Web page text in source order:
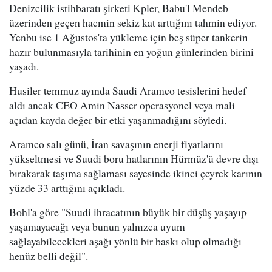
Denizcilik istihbaratı şirketi Kpler, Babu'l Mendeb
üzerinden geçen hacmin sekiz kat arttığını tahmin ediyor.
Yenbu ise 1 Ağustos'ta yükleme için beş süper tankerin
hazır bulunmasıyla tarihinin en yoğun günlerinden birini
yaşadı.
Husiler temmuz ayında Saudi Aramco tesislerini hedef
aldı ancak CEO Amin Nasser operasyonel veya mali
açıdan kayda değer bir etki yaşanmadığını söyledi.
Aramco salı günü, İran savaşının enerji fiyatlarını
yükseltmesi ve Suudi boru hatlarının Hürmüz'ü devre dışı
bırakarak taşıma sağlaması sayesinde ikinci çeyrek karının
yüzde 33 arttığını açıkladı.
Bohl'a göre "Suudi ihracatının büyük bir düşüş yaşayıp
yaşamayacağı veya bunun yalnızca uyum
sağlayabilecekleri aşağı yönlü bir baskı olup olmadığı
henüz belli değil".